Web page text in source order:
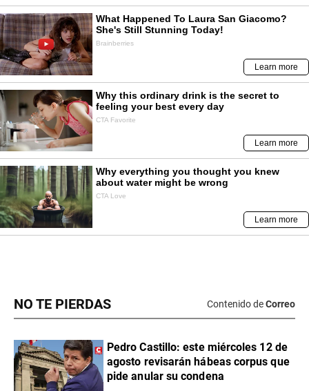
NO TE PIERDAS Contenido deCorreo
Pedro Castillo: este miércoles 12 de
agosto revisarán hábeas corpus que
pide anular su condena